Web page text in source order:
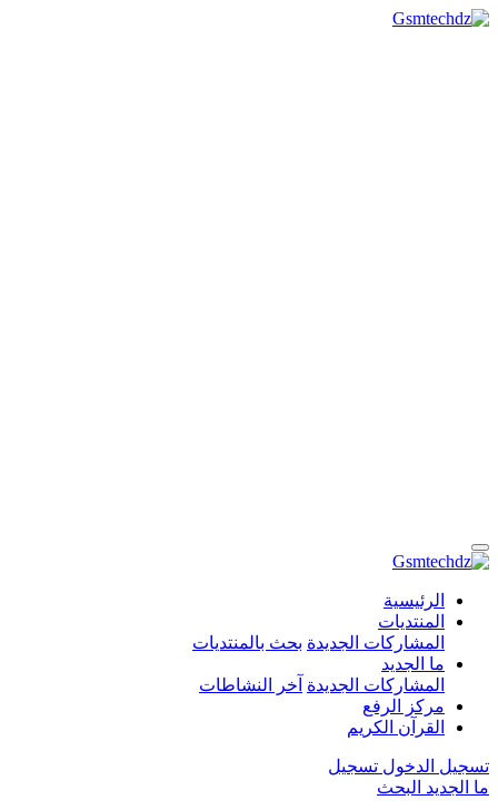
الرئيسية
المنتديات
المشاركات الجديدة بحث بالمنتديات
ما الجديد
المشاركات الجديدة آخر النشاطات
مركز الرفع
القرآن الكريم
تسجيل الدخول تسجيل
ما الجديد البحث